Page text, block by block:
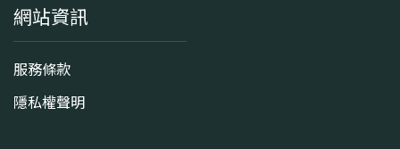
網站資訊
服務條款
隱私權聲明